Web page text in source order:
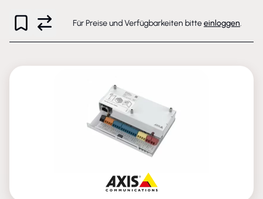
Für Preise und Verfügbarkeiten bitteeinloggen.